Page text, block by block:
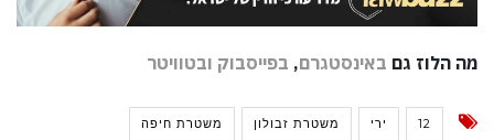
מה הלוז גם באינסטגרם, בפייסבוק ובטוויטר
12 ירי משטרת זבולון משטרת חיפה